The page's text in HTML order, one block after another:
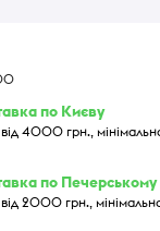
по Києву
4000 грн.,
по
2000 грн.,